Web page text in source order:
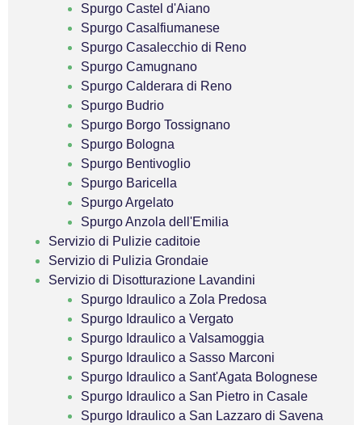
Spurgo Castel d'Aiano
Spurgo Casalfiumanese
Spurgo Casalecchio di Reno
Spurgo Camugnano
Spurgo Calderara di Reno
Spurgo Budrio
Spurgo Borgo Tossignano
Spurgo Bologna
Spurgo Bentivoglio
Spurgo Baricella
Spurgo Argelato
Spurgo Anzola dell'Emilia
Servizio di Pulizie caditoie
Servizio di Pulizia Grondaie
Servizio di Disotturazione Lavandini
Spurgo Idraulico a Zola Predosa
Spurgo Idraulico a Vergato
Spurgo Idraulico a Valsamoggia
Spurgo Idraulico a Sasso Marconi
Spurgo Idraulico a Sant'Agata Bolognese
Spurgo Idraulico a San Pietro in Casale
Spurgo Idraulico a San Lazzaro di Savena